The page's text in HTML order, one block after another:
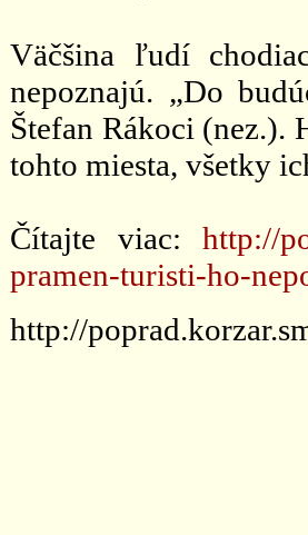
Väčšina ľudí
nepoznajú. „Do
Štefan Rákoci (nez.).
tohto miesta, všetky
Čítajte viac: http://
pramen-turisti-ho-
http://